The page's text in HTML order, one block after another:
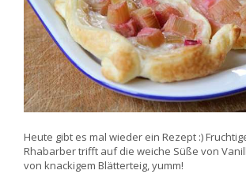
Heute gibt es mal wieder ein Rezept :)
Rhabarber trifft auf die weiche Süße von
von knackigem Blätterteig, yumm!